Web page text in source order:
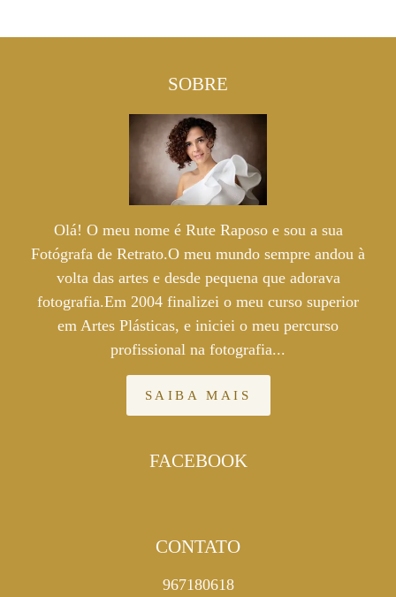
SOBRE
Olá! O meu nome é Rute Raposo e sou a sua
Fotógrafa de Retrato.O meu mundo sempre andou à
volta das artes e desde pequena que adorava
fotografia.Em 2004 finalizei o meu curso superior
em Artes Plásticas, e iniciei o meu percurso
profissional na fotografia...
SAIBA MAIS
FACEBOOK
CONTATO
967180618